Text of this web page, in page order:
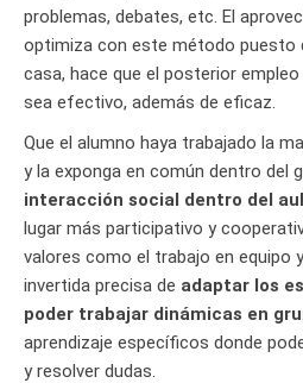
problemas, debates, etc. El
optimiza con este método puesto
casa, hace que el posterior
sea efectivo, además de eficaz.
Que el alumno haya trabajado la
y la exponga en común dentro del
interacción social dentro del
lugar más participativo y
valores como el trabajo en equipo
invertida precisa de adaptar los
poder trabajar dinámicas en
aprendizaje específicos donde
y resolver dudas.